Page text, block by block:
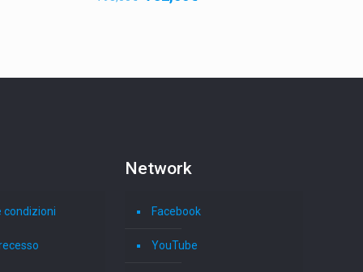
793,00€.732,00€.
condizioni
Network
Facebook
YouTube